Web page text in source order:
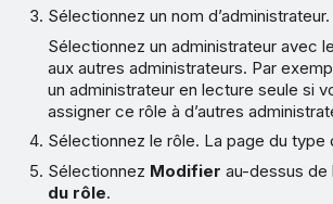
Sélectionnez un nom d’administrateur.
Sélectionnez un administrateur avec
aux autres administrateurs. Par
un administrateur en lecture seule si
assigner ce rôle à d’autres
Sélectionnez le rôle. La page du type
Sélectionnez Modifier au-dessus de
du rôle.